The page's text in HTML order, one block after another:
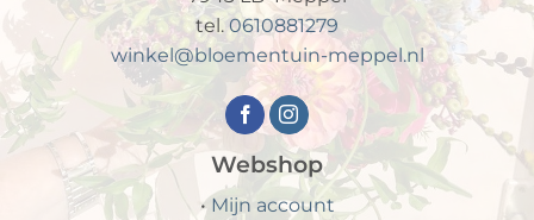
tel. 0610881279
winkel@bloementuin-meppel.nl
Webshop
•Mijn account